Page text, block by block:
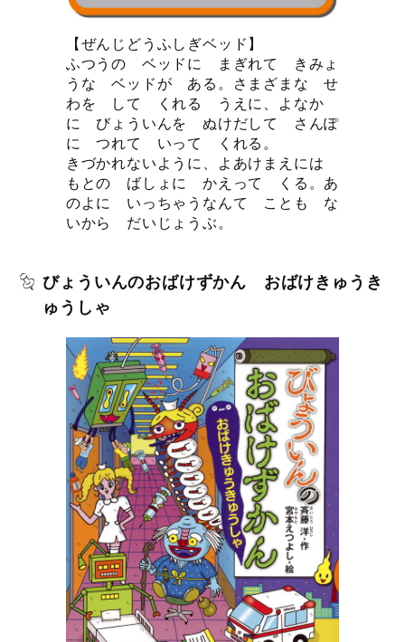
【ぜんじどうふしぎベッド】
ふつうの ベッドに まぎれて きみょ
うな ベッドが ある。さまざまな せ
わを して くれる うえに、よなか
に びょういんを ぬけだして さんぽ
に つれて いって くれる。
きづかれないように、よあけまえには
もとの ばしょに かえって くる。あ
のよに いっちゃうなんて ことも な
いから だいじょうぶ。
びょういんのおばけずかん おばけきゅうき
ゅうしゃ